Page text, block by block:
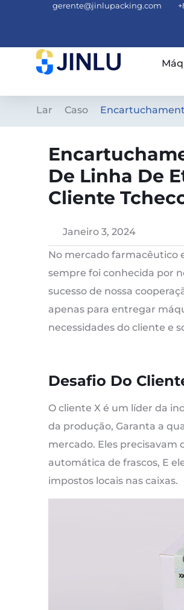
gerente@jinlupacking.com
Lar Caso
De Linha De
Cliente
Janeiro 3, 2024
No mercado farmacêutico
sempre foi conhecida por
sucesso de nossa
apenas para entregar
necessidades do cliente e
Desafio Do
O cliente X é um líder da
da produção, Garanta a
mercado. Eles precisavam
automática de frascos, E
impostos locais nas caixas.